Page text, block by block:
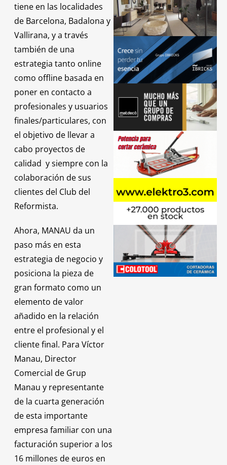
tiene en las localidades
de Barcelona, Badalona y
Vallirana, y a través
también de una
estrategia tanto online
como offline basada en
poner en contacto a
profesionales y usuarios
finales/particulares, con
el objetivo de llevar a
cabo proyectos de
calidad y siempre con la
colaboración de sus
clientes del Club del
Reformista.
Ahora, MANAU da un
paso más en esta
estrategia de negocio y
posiciona la pieza de
gran formato como un
elemento de valor
añadido en la relación
entre el profesional y el
cliente final. Para Víctor
Manau, Director
Comercial de Grup
Manau y representante
de la cuarta generación
de esta importante
empresa familiar con una
facturación superior a los
16 millones de euros en